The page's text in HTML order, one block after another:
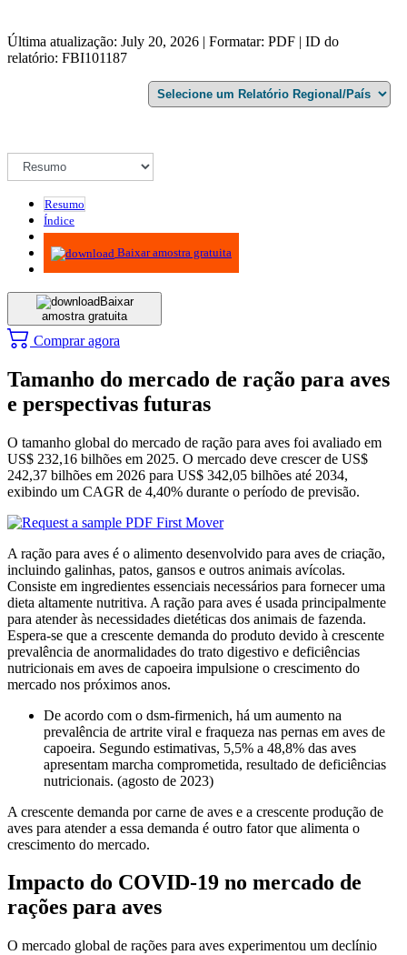
Última atualização: July 20, 2026 | Formatar: PDF | ID do
relatório: FBI101187
Resumo
Índice
Metodologia
Baixar amostra gratuita
Baixar
amostra gratuita
Comprar agora
Tamanho do mercado de ração para aves
e perspectivas futuras
O tamanho global do mercado de ração para aves foi avaliado em
US$ 232,16 bilhões em 2025. O mercado deve crescer de US$
242,37 bilhões em 2026 para US$ 342,05 bilhões até 2034,
exibindo um CAGR de 4,40% durante o período de previsão.
A ração para aves é o alimento desenvolvido para aves de criação,
incluindo galinhas, patos, gansos e outros animais avícolas.
Consiste em ingredientes essenciais necessários para fornecer uma
dieta altamente nutritiva. A ração para aves é usada principalmente
para atender às necessidades dietéticas dos animais de fazenda.
Espera-se que a crescente demanda do produto devido à crescente
prevalência de anormalidades do trato digestivo e deficiências
nutricionais em aves de capoeira impulsione o crescimento do
mercado nos próximos anos.
De acordo com o dsm-firmenich, há um aumento na
prevalência de artrite viral e fraqueza nas pernas em aves de
capoeira. Segundo estimativas, 5,5% a 48,8% das aves
apresentam marcha comprometida, resultado de deficiências
nutricionais. (agosto de 2023)
A crescente demanda por carne de aves e a crescente produção de
aves para atender a essa demanda é outro fator que alimenta o
crescimento do mercado.
Impacto do COVID-19 no mercado de
rações para aves
O mercado global de rações para aves experimentou um declínio